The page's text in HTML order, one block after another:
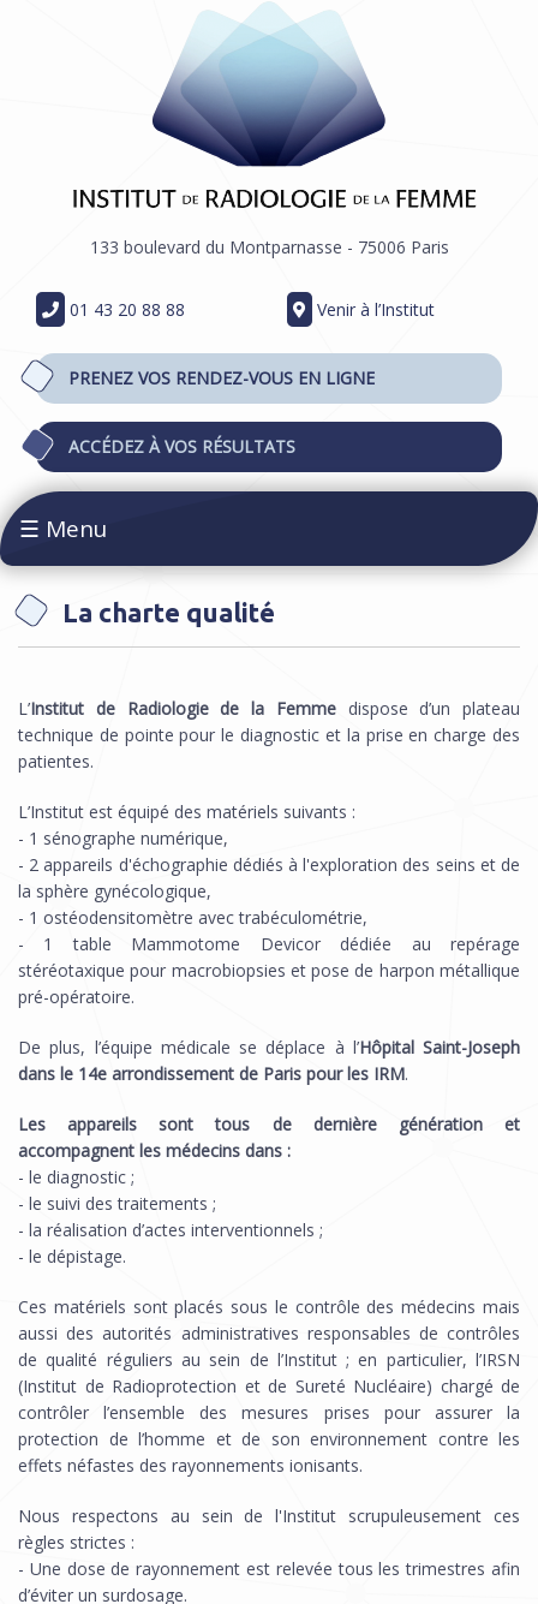
133 boulevard du Montparnasse - 75006 Paris
01 43 20 88 88 Venir à l’Institut
PRENEZ VOS RENDEZ-VOUS EN LIGNE
ACCÉDEZ À VOS RÉSULTATS
☰ Menu
La charte qualité
Vous êtes ici
L’Institut de Radiologie de la Femmedispose d’un plateau
technique de pointe pour le diagnostic et la prise en charge des
patientes.
L’Institut est équipé des matériels suivants :
- 1 sénographe numérique,
- 2 appareils d'échographie dédiés à l'exploration des seins et de
la sphère gynécologique,
- 1 ostéodensitomètre avec trabéculométrie,
- 1 table Mammotome Devicor dédiée au repérage
stéréotaxique pour macrobiopsies et pose de harpon métallique
pré-opératoire.
De plus, l’équipe médicale se déplace à l’Hôpital Saint-Joseph
dans le 14e arrondissement de Paris pour les IRM.
Les appareils sont tous de dernière génération et
accompagnent les médecins dans :
- le diagnostic ;
- le suivi des traitements ;
- la réalisation d’actes interventionnels ;
- le dépistage.
Ces matériels sont placés sous le contrôle des médecins mais
aussi des autorités administratives responsables de contrôles
de qualité réguliers au sein de l’Institut ; en particulier, l’IRSN
(Institut de Radioprotection et de Sureté Nucléaire) chargé de
contrôler l’ensemble des mesures prises pour assurer la
protection de l’homme et de son environnement contre les
effets néfastes des rayonnements ionisants.
Nous respectons au sein de l'Institut scrupuleusement ces
règles strictes :
- Une dose de rayonnement est relevée tous les trimestres afin
d’éviter un surdosage.